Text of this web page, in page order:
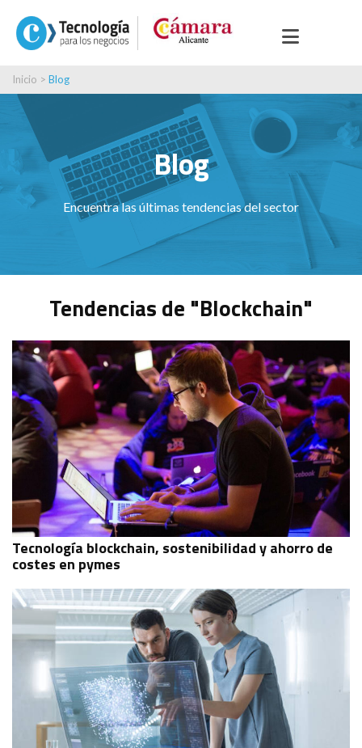
Inicio > Blog
Blog
Encuentra las últimas tendencias del sector
Tendencias de "Blockchain"
Tecnología blockchain, sostenibilidad y ahorro de
costes en pymes